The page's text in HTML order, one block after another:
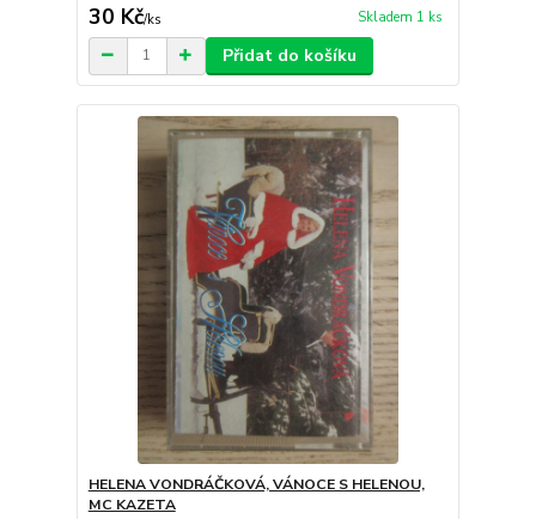
30 Kč/ks Skladem 1 ks
Přidat do košíku
HELENA VONDRÁČKOVÁ, VÁNOCE S HELENOU,
MC KAZETA